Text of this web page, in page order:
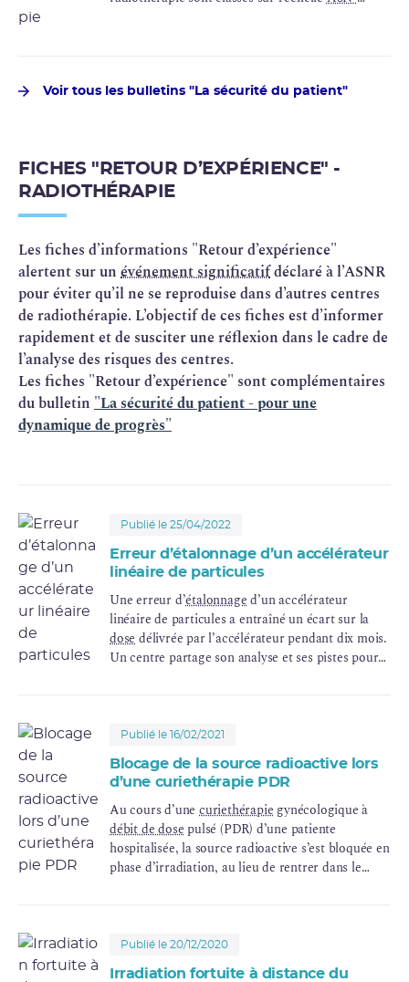
8 niveaux : les écarts de 0 à 1, les incidents de 2 à
CTCAE).
Voir tous les bulletins "La sécurité du patient"
FICHES "RETOUR D’EXPÉRIENCE" -
RADIOTHÉRAPIE
Les fiches d’informations "Retour d’expérience"
alertent sur un événement significatifdéclaré à l’ASNR
pour éviter qu’il ne se reproduise dans d’autres centres
de radiothérapie. L’objectif de ces fiches est d’informer
rapidement et de susciter une réflexion dans le cadre de
l’analyse des risques des centres.
Les fiches "Retour d’expérience" sont complémentaires
du bulletin "La sécurité du patient - pour une
dynamique de progrès"
Publié le 25/04/2022
Erreur d’étalonnage d’un accélérateur
linéaire de particules
Une erreur d’étalonnaged’un accélérateur
linéaire de particules a entraîné un écart sur la
dosedélivrée par l’accélérateur pendant dix mois.
Un centre partage son analyse et ses pistes pour
Publié le 16/02/2021
Blocage de la source radioactive lors
d’une curiethérapie PDR
Au cours d’une curiethérapie gynécologique à
débit de dose pulsé (PDR) d’une patiente
hospitalisée, la source radioactive s’est bloquée en
phase d’irradiation, au lieu de rentrer dans le
éviter une exposition inutile des personnels
intervenant en cas de blocage de source.
Publié le 20/12/2020
Irradiation fortuite à distance du